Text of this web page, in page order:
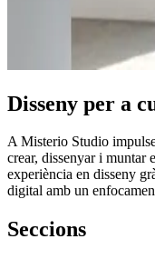
Disseny per a
A Misterio Studio
crear, dissenyar i muntar
experiència en disseny
digital amb un
Seccions